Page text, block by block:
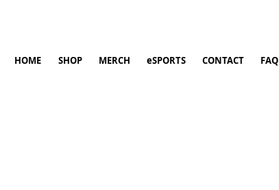
HOME SHOP MERCH eSPORTS CONTACT FAQ